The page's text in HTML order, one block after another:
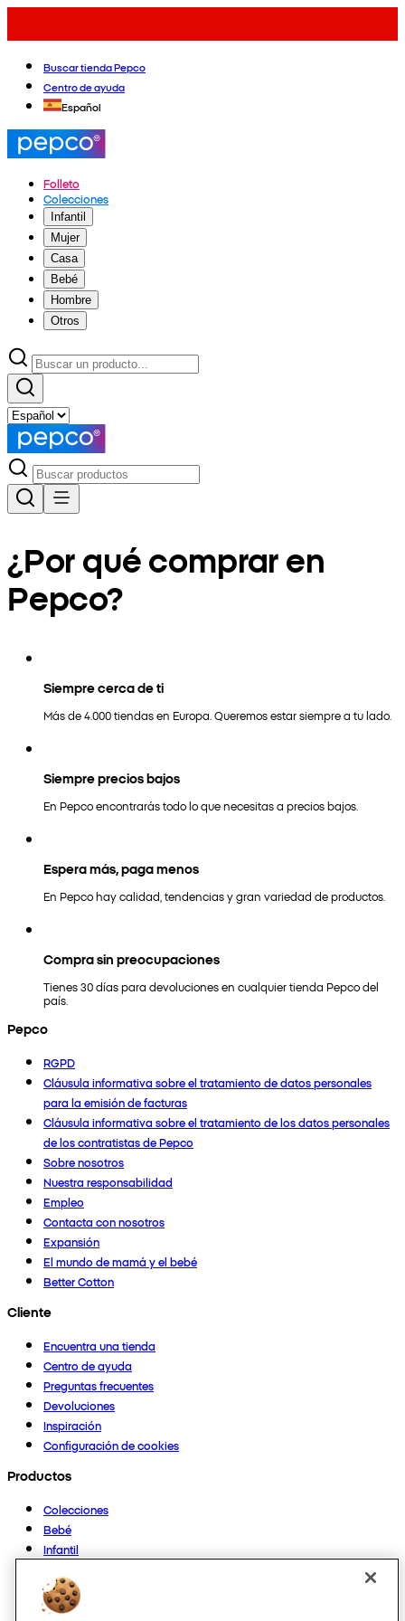
Buscar tienda Pepco
Centro de ayuda
Español
Folleto
Colecciones
Infantil
Mujer
Casa
Bebé
Hombre
Otros
¿Por qué comprar en
Pepco?
Siempre cerca de ti
Más de 4.000 tiendas en Europa. Queremos estar siempre a tu lado.
Siempre precios bajos
En Pepco encontrarás todo lo que necesitas a precios bajos.
Espera más, paga menos
En Pepco hay calidad, tendencias y gran variedad de productos.
Compra sin preocupaciones
Tienes 30 días para devoluciones en cualquier tienda Pepco del
país.
Pepco
RGPD
Cláusula informativa sobre el tratamiento de datos personales
para la emisión de facturas
Cláusula informativa sobre el tratamiento de los datos personales
de los contratistas de Pepco
Sobre nosotros
Nuestra responsabilidad
Empleo
Contacta con nosotros
Expansión
El mundo de mamá y el bebé
Better Cotton
Cliente
Encuentra una tienda
Centro de ayuda
Preguntas frecuentes
Devoluciones
Inspiración
Configuración de cookies
Productos
Colecciones
Bebé
Infantil
Mujer
Hombre